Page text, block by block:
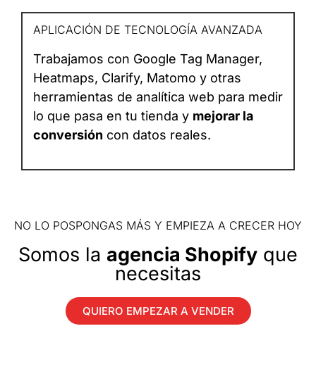
APLICACIÓN DE TECNOLOGÍA AVANZADA
Trabajamos con Google Tag Manager,
Heatmaps, Clarify, Matomo y otras
herramientas de analítica web para medir
lo que pasa en tu tienda y mejorar la
conversión con datos reales.
NO LO POSPONGAS MÁS Y EMPIEZA A CRECER HOY
Somos la agencia Shopify que
necesitas
QUIERO EMPEZAR A VENDER